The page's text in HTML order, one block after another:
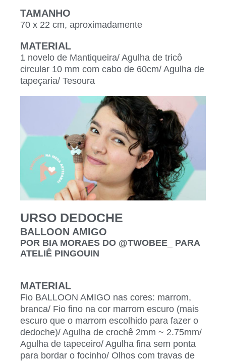
TAMANHO
70 x 22 cm, aproximadamente
MATERIAL
1 novelo de Mantiqueira/ Agulha de tricô
circular 10 mm com cabo de 60cm/ Agulha de
tapeçaria/ Tesoura
URSO DEDOCHE
BALLOON AMIGO
POR BIA MORAES DO @TWOBEE_ PARA
ATELIÊ PINGOUIN
MATERIAL
Fio BALLOON AMIGO nas cores: marrom,
branca/ Fio fino na cor marrom escuro (mais
escuro que o marrom escolhido para fazer o
dedoche)/ Agulha de crochê 2mm ~ 2.75mm/
Agulha de tapeceiro/ Agulha fina sem ponta
para bordar o focinho/ Olhos com travas de